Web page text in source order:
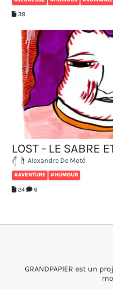
39
LOST - LE SABRE
Alexandre De Moté
#AVENTURE #HUMOUR
24 6
GRANDPAPIER est un